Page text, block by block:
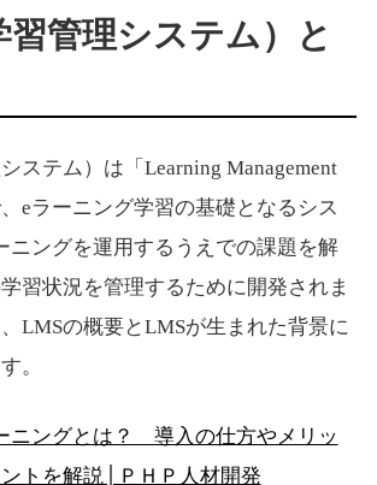
習管理システム）と
ステム）は「Learning Management
eラーニング学習の基礎となるシス
ニングを運用するうえでの課題を解
習状況を管理するために開発されま
LMSの概要とLMSが生まれた背景に
。
ニングとは？ 導入の仕方やメリッ
ントを解説│ＰＨＰ人材開発